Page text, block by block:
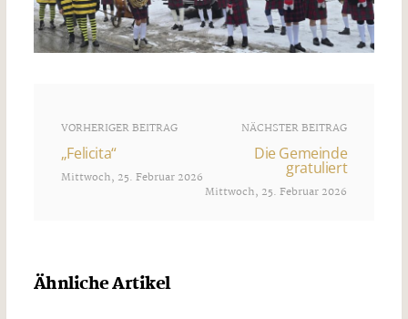
VORHERIGER BEITRAG
„Felicita“
Mittwoch, 25. Februar 2026
NÄCHSTER BEITRAG
Die Gemeinde
gratuliert
Mittwoch, 25. Februar 2026
Ähnliche Artikel